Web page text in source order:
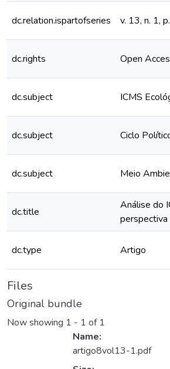
dc.relation.ispartofseries v. 13, n. 1,
dc.rights Open
dc.subject ICMS
dc.subject Ciclo
dc.subject Meio
dc.title
Análise do
dc.type Artigo
Files
Original bundle
Now showing 1 - 1 of 1
Name:
artigo8vol13-1.pdf